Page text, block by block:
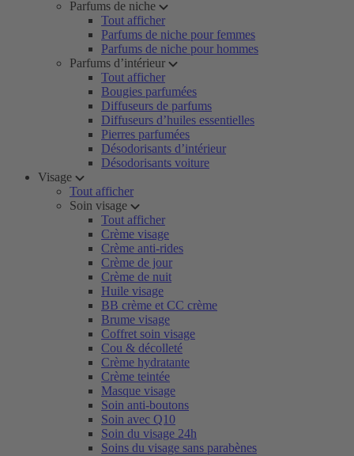
Parfums de niche
Tout afficher
Parfums de niche pour femmes
Parfums de niche pour hommes
Parfums d’intérieur
Tout afficher
Bougies parfumées
Diffuseurs de parfums
Diffuseurs d’huiles essentielles
Pierres parfumées
Désodorisants d’intérieur
Désodorisants voiture
Visage
Tout afficher
Soin visage
Tout afficher
Crème visage
Crème anti-rides
Crème de jour
Crème de nuit
Huile visage
BB crème et CC crème
Brume visage
Coffret soin visage
Cou & décolleté
Crème hydratante
Crème teintée
Masque visage
Soin anti-boutons
Soin avec Q10
Soin du visage 24h
Soins du visage sans parabènes